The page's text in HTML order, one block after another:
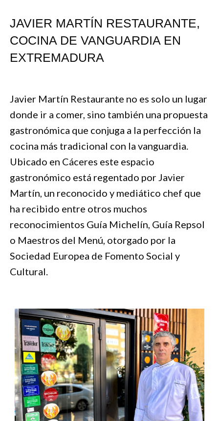
JAVIER MARTÍN RESTAURANTE,
COCINA DE VANGUARDIA EN
EXTREMADURA
Javier Martín Restaurante no es solo un lugar
donde ir a comer, sino también una propuesta
gastronómica que conjuga a la perfección la
cocina más tradicional con la vanguardia.
Ubicado en Cáceres este espacio
gastronómico está regentado por Javier
Martín, un reconocido y mediático chef que
ha recibido entre otros muchos
reconocimientos Guía Michelín, Guía Repsol
o Maestros del Menú, otorgado por la
Sociedad Europea de Fomento Social y
Cultural.